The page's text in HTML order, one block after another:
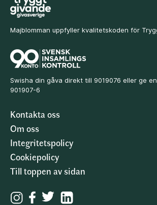
Majblomman uppfyller kvalitetskoden för
Swisha din gåva direkt till 9019076 eller ge
901907-6
Kontakta oss
Om oss
Integritetspolicy
Cookiepolicy
Till toppen av sidan